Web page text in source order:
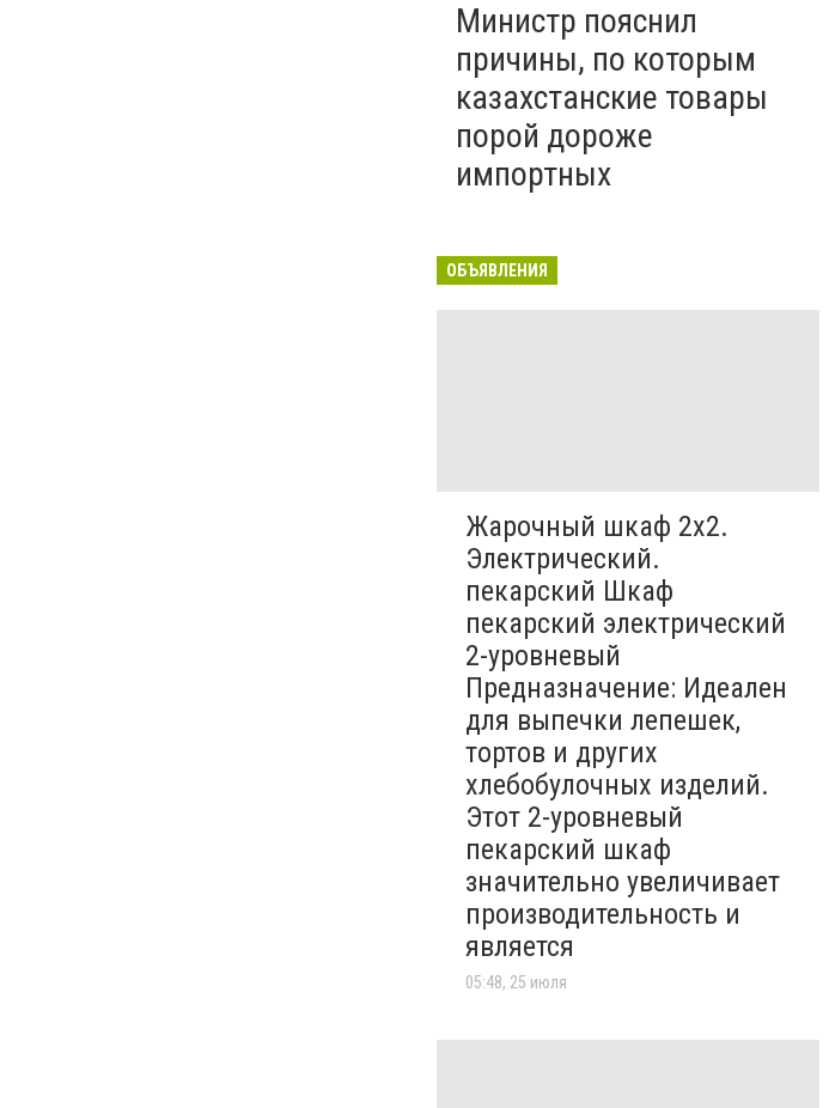
Министр пояснил
причины, по которым
казахстанские товары
порой дороже
импортных
ОБЪЯВЛЕНИЯ
Жарочный шкаф 2х2.
Электрический.
пекарский Шкаф
пекарский электрический
2-уровневый
Предназначение: Идеален
для выпечки лепешек,
тортов и других
хлебобулочных изделий.
Этот 2-уровневый
пекарский шкаф
значительно увеличивает
производительность и
является
05:48, 25 июля